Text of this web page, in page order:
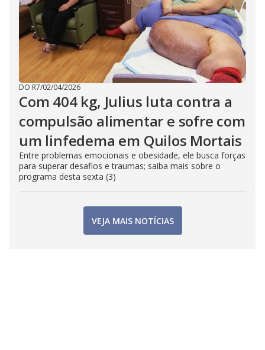
DO R7/02/04/2026
Com 404 kg, Julius luta contra a
compulsão alimentar e sofre com
um linfedema em Quilos Mortais
Entre problemas emocionais e obesidade, ele busca forças
para superar desafios e traumas; saiba mais sobre o
programa desta sexta (3)
VEJA MAIS NOTÍCIAS